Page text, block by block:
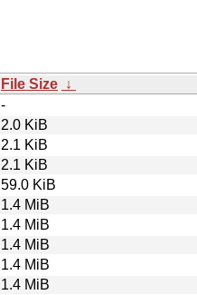
File Size ↓
-
2.0 KiB
2.1 KiB
2.1 KiB
59.0 KiB
1.4 MiB
1.4 MiB
1.4 MiB
1.4 MiB
1.4 MiB